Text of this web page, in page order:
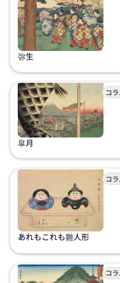
弥生
皐月
あれもこれも雛人形